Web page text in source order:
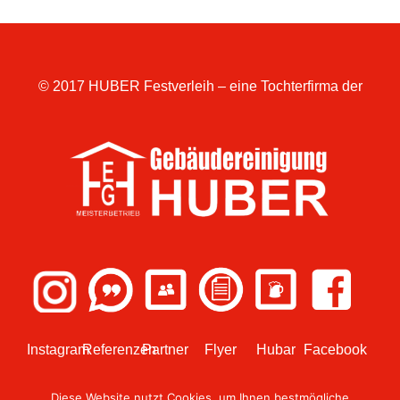
© 2017 HUBER Festverleih – eine Tochterfirma der
InstagramReferenzenPartner Flyer Hubar Facebook